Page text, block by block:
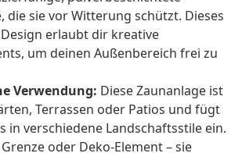
die sie vor Witterung schützt. Dieses
erlaubt dir kreative
um deinen Außenbereich frei zu
Verwendung: Diese Zaunanlage ist
Terrassen oder Patios und fügt
in verschiedene Landschaftsstile ein.
oder Deko-Element – sie